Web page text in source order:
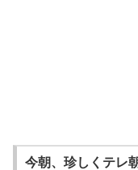
今朝、珍しくテレ